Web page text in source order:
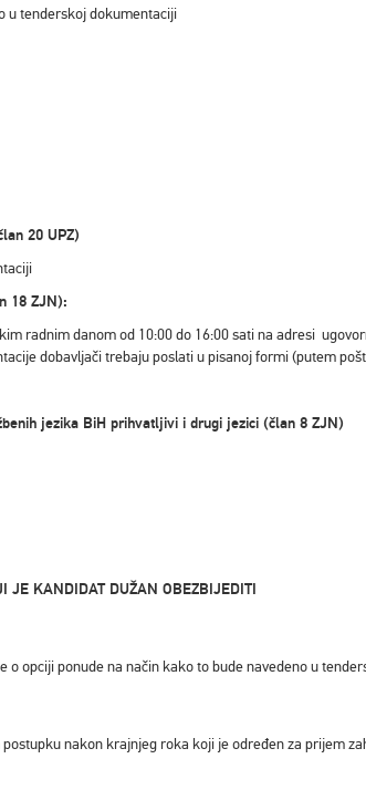
u tenderskoj dokumentaciji
20 UPZ)
18 ZJN):
radnim danom od 10:00 do 16:00 sati na adresi
dobavljači trebaju poslati u pisanoj formi (putem
jezika BiH prihvatljivi i drugi jezici (član 8 ZJN)
JE KANDIDAT DUŽAN OBEZBIJEDITI
o opciji ponude na način kako to bude navedeno u
nakon krajnjeg roka koji je određen za prijem